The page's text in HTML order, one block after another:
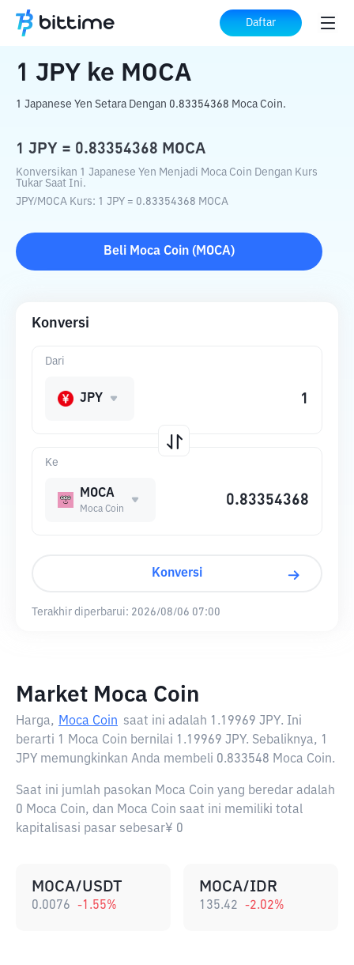
Daftar
Beranda Konverter Kripto ke MOCA
1 JPY ke MOCA
1 Japanese Yen Setara Dengan 0.83354368 Moca Coin.
1 JPY = 0.83354368 MOCA
Konversikan 1 Japanese Yen Menjadi Moca Coin Dengan Kurs
Tukar Saat Ini.
JPY/MOCA Kurs: 1 JPY = 0.83354368 MOCA
Beli Moca Coin ( MOCA)
Konversi
Ke
MOCA
Moca Coin
Dari
JPY
Konversi
Terakhir diperbarui: 2026/08/06 07:00
Market Moca Coin
Harga, Moca Coin saat ini adalah 1.19969 JPY. Ini
berarti 1 Moca Coin bernilai 1.19969 JPY. Sebaliknya, 1
JPY memungkinkan Anda membeli 0.833548 Moca Coin.
Saat ini jumlah pasokan Moca Coin yang beredar adalah
0 Moca Coin, dan Moca Coin saat ini memiliki total
kapitalisasi pasar sebesar¥ 0
MOCA/USDT
0.0076 -1.55%
MOCA/IDR
135.42 -2.02%